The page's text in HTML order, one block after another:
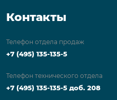
Контакты
Телефон отдела продаж
+7 (495) 135-135-5
Телефон технического отдела
+7 (495) 135-135-5 доб. 208